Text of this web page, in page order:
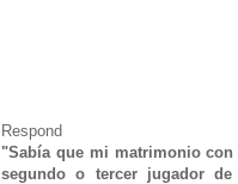
Respond
"Sabía que mi matrimonio
segundo o tercer jugador